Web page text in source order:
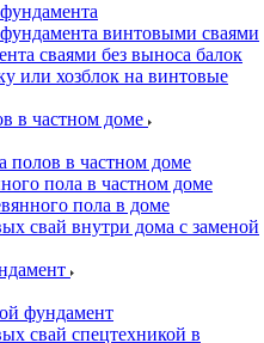
винтовыми сваями
сваями без выноса балок
или хозблок на винтовые
в частном доме
полов в частном доме
пола в частном доме
пола в доме
свай внутри дома с заменой
фундамент
свай спецтехникой в